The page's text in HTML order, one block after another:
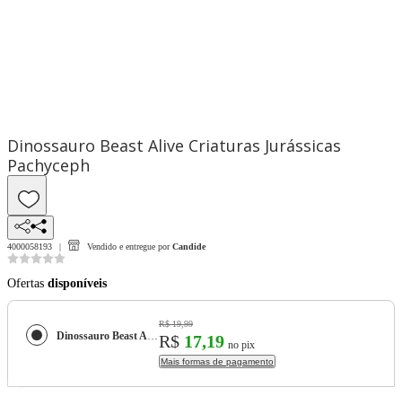
Dinossauro Beast Alive Criaturas Jurássicas
Pachyceph
4000058193 Vendido e entregue por Candide
Ofertas disponíveis
Dinossauro Beast Alive Criaturas Jurássicas Pachyceph
R$ 19,99
R$ 17,19 no pix
Mais formas de pagamento